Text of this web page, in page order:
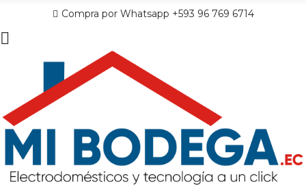
Compra por Whatsapp +593 96 769 6714